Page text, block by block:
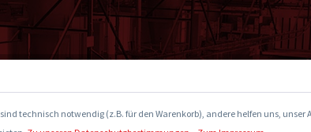
technisch notwendig (z.B. für den Warenkorb), andere helfen uns, unser